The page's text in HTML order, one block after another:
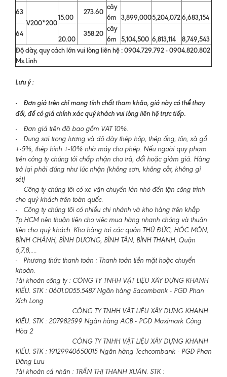
63
V200*200
15.00
273.60
cây
6m
3,899,0005,204,0726,683,154
64
20.00
358.20
cây
6m
5,104,500 6,813,114
8,749,543
Độ dày, quy cách lớn vui lòng liên hệ : 0904.729.792 - 0904.820.802
Ms.Linh
Lưu ý :
- Đơn giá trên chỉ mang tính chất tham khảo, giá này có thể thay
đổi, để có giá chính xác quý khách vui lòng liên hệ trực tiếp.
- Đơn giá trên đã bao gồm VAT 10%.
- Dung sai trọng lượng và độ dày thép hộp, thép ống, tôn, xà gồ
+-5%, thép hình +-10% nhà máy cho phép. Nếu ngoài quy phạm
trên công ty chúng tôi chấp nhận cho trả, đổi hoặc giảm giá. Hàng
trả lại phải đúng như lúc nhận (không sơn, không cắt, không gỉ
sét)
- Công ty chúng tôi có xe vận chuyển lớn nhỏ đến tận công trình
cho quý khách trên toàn quốc.
- Công ty chúng tôi có nhiều chi nhánh và kho hàng trên khắp
Tp.HCM nên thuận tiện cho việc mua hàng nhanh chóng và thuận
tiện cho quý khách. Kho hàng tại các quận THỦ ĐỨC, HÓC MÔN,
BÌNH CHÁNH, BÌNH DƯƠNG, BÌNH TÂN, BÌNH THẠNH, Quận
6,7,8,....
- Phương thức thanh toán : Thanh toán tiền mặt hoặc chuyển
khoản.
Tài khoản công ty : CÔNG TY TNHH VẬT LIỆU XÂY DỰNG KHANH
KIỀU. STK : 0601.0055.5487 Ngân hàng Sacombank - PGD Phan
Xích Long
CÔNG TY TNHH VẬT LIỆU XÂY DỰNG KHANH
KIỀU. STK : 207982599 Ngân hàng ACB - PGD Maximark Cộng
Hòa 2
CÔNG TY TNHH VẬT LIỆU XÂY DỰNG KHANH
KIỀU. STK : 19129940650015 Ngân hàng Techcombank - PGD Phan
Đăng Lưu
Tài khoản cá nhân : TRẦN THỊ THANH XUÂN. STK :